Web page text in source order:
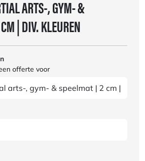
ARTS-, GYM- &
| DIV. KLEUREN
offerte voor